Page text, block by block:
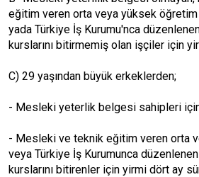
eğitim veren orta veya yüksek
yada Türkiye İş Kurumu'nca
kurslarını bitirmemiş olan işçiler için
C) 29 yaşından büyük erkeklerden;
- Mesleki yeterlik belgesi sahipleri
- Mesleki ve teknik eğitim veren orta
veya Türkiye İş Kurumunca
kurslarını bitirenler için yirmi dört ay